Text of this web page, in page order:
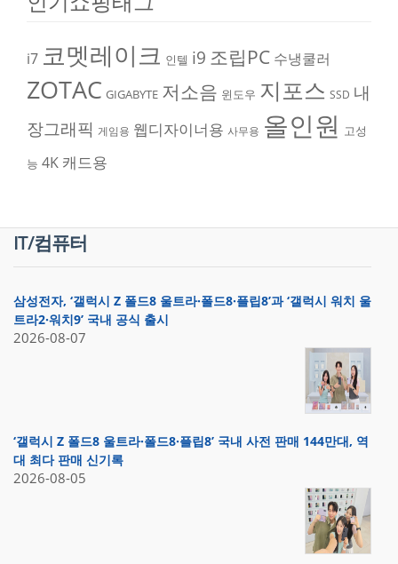
i7 코멧레이크 인텔 i9 조립PC 수냉쿨러
ZOTAC GIGABYTE 저소음 윈도우 지포스 SSD 내
장그래픽 게임용 웹디자이너용 사무용 올인원 고성
능 4K 캐드용
IT/컴퓨터
삼성전자, ‘갤럭시 Z 폴드8 울트라·폴드8·플립8’과 ‘갤럭시 워치 울
트라2·워치9’ 국내 공식 출시
2026-08-07
‘갤럭시 Z 폴드8 울트라·폴드8·플립8’ 국내 사전 판매 144만대, 역
대 최다 판매 신기록
2026-08-05